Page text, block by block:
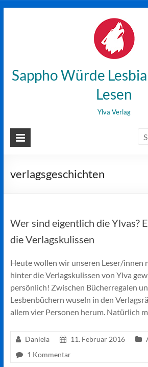
Sappho Würde
Lesen
Ylva Verlag
verlagsgeschichten
Wer sind eigentlich die Ylvas?
die Verlagskulissen
Heute wollen wir unseren Leser/innen
hinter die Verlagskulissen von Ylva
persönlich! Zwischen Bücherregalen
Lesbenbüchern wuseln in den
allem vier Personen herum. Natürlich
Daniela 11. Februar 2016
1 Kommentar